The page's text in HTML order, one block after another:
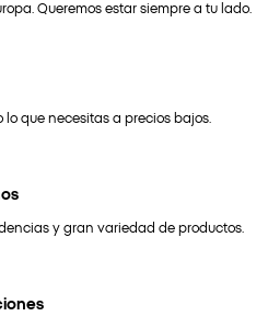
Queremos estar siempre a tu lado.
que necesitas a precios bajos.
y gran variedad de productos.